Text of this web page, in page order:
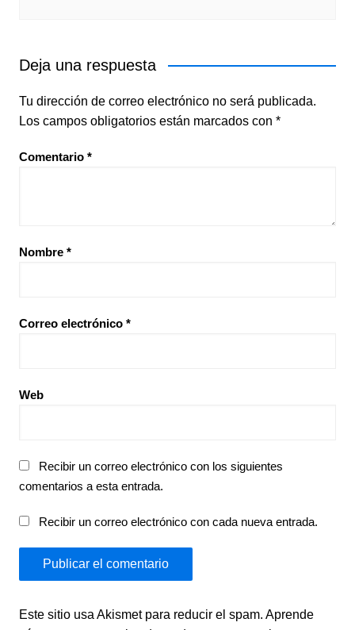
Deja una respuesta
Tu dirección de correo electrónico no será publicada.
Los campos obligatorios están marcados con *
Comentario *
Nombre *
Correo electrónico *
Web
Recibir un correo electrónico con los siguientes
comentarios a esta entrada.
Recibir un correo electrónico con cada nueva entrada.
Este sitio usa Akismet para reducir el spam. Aprende